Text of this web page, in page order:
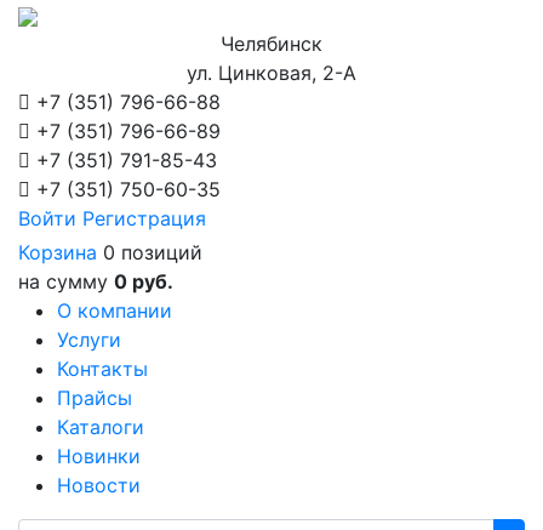
Челябинск
ул. Цинковая, 2-А
+7 (351) 796-66-88
+7 (351) 796-66-89
+7 (351) 791-85-43
+7 (351) 750-60-35
Войти Регистрация
Корзина 0 позиций
на сумму 0 руб.
О компании
Услуги
Контакты
Прайсы
Каталоги
Новинки
Новости